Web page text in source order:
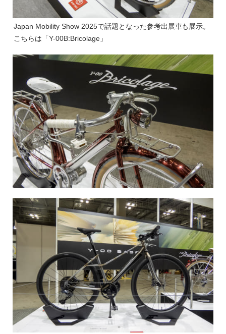
Japan Mobility Show 2025で話題となった参考出展車も展示。
こちらは「Y-00B:Bricolage」